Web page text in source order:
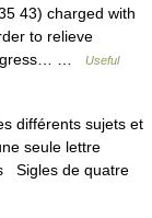
43) charged with
to relieve
…
Useful
différents sujets et
seule lettre
Sigles de quatre